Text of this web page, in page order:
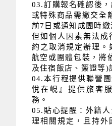
03.訂購報名確認後
或特殊商品需繳交全
前7日或通知成團時繳
但如個人因素無法成
約之取消規定辦理。
航空或團體包裝，將
及住宿飯店、簽證等)
04.本行程提供聯營
悅在峴』提供旅客
務。
05.貼心提醒：外籍
理相關規定，且持外